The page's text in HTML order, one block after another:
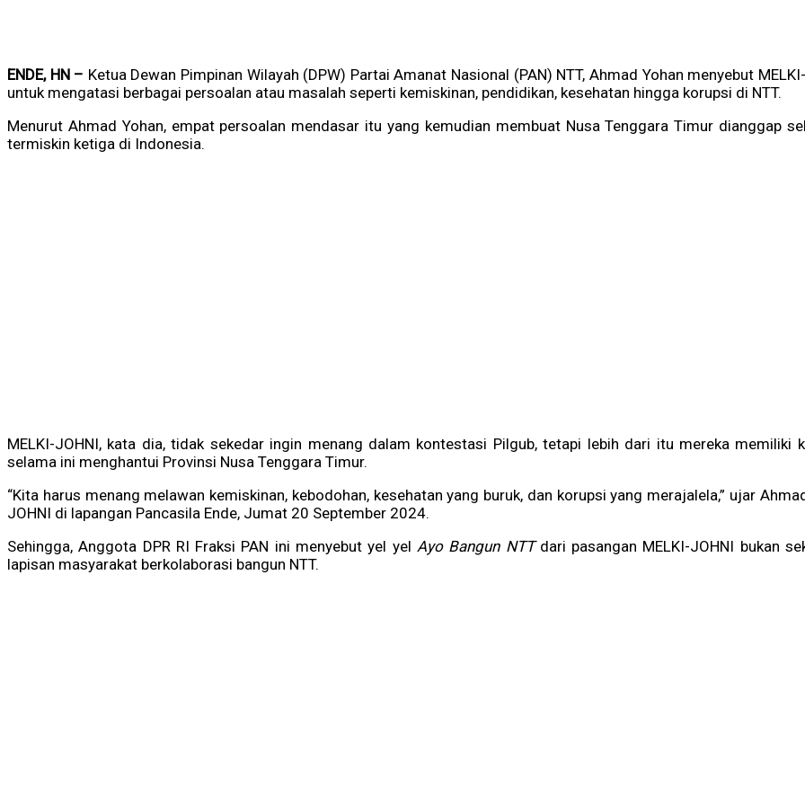
ENDE, HN – Ketua Dewan Pimpinan Wilayah (DPW) Partai Amanat Nasional (PAN) NTT, Ahmad Yohan menyebut
untuk mengatasi berbagai persoalan atau masalah seperti kemiskinan, pendidikan, kesehatan hingga korupsi di NTT.
Menurut Ahmad Yohan, empat persoalan mendasar itu yang kemudian membuat Nusa Tenggara Timur dianggap
termiskin ketiga di Indonesia.
MELKI-JOHNI, kata dia, tidak sekedar ingin menang dalam kontestasi Pilgub, tetapi lebih dari itu mereka
selama ini menghantui Provinsi Nusa Tenggara Timur.
“Kita harus menang melawan kemiskinan, kebodohan, kesehatan yang buruk, dan korupsi yang merajalela,” ujar
JOHNI di lapangan Pancasila Ende, Jumat 20 September 2024.
Sehingga, Anggota DPR RI Fraksi PAN ini menyebut yel yel Ayo Bangun NTT dari pasangan MELKI-JOHNI bukan
lapisan masyarakat berkolaborasi bangun NTT.